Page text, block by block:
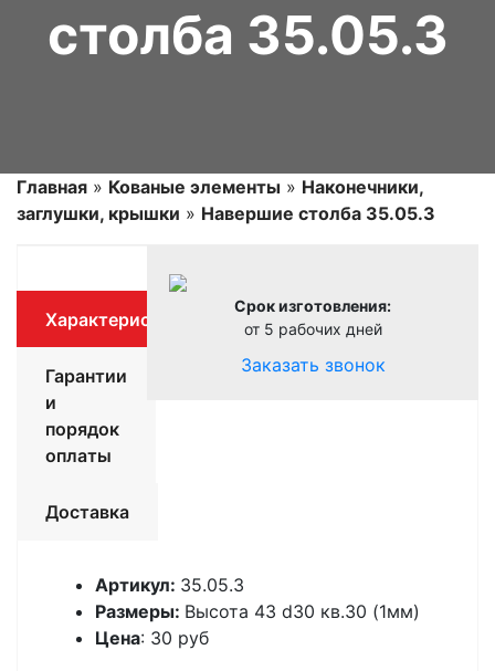
столба 35.05.3
Главная » Кованые элементы » Наконечники,
заглушки, крышки » Навершие столба 35.05.3
Срок изготовления:
от 5 рабочих дней
Заказать звонок
Характеристики
Гарантии
и
порядок
оплаты
Доставка
Артикул: 35.05.3
Размеры: Высота 43 d30 кв.30 (1мм)
Цена: 30 руб